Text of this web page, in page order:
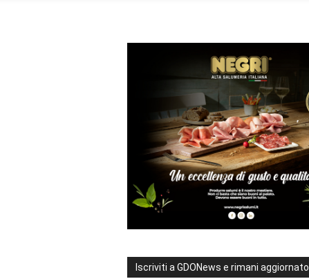
Iscriviti a GDONews e rimani aggiornato